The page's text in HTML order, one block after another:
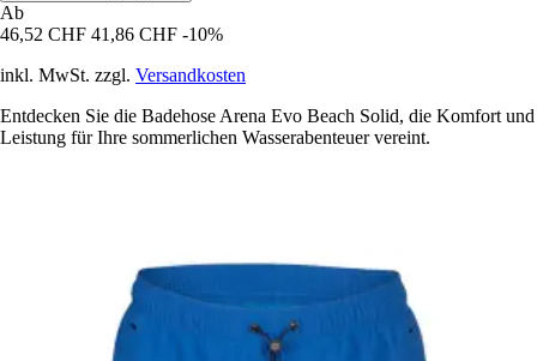
Ab
46,52 CHF 41,86 CHF -10%
inkl. MwSt. zzgl. Versandkosten
Entdecken Sie die Badehose Arena Evo Beach Solid, die Komfort und
Leistung für Ihre sommerlichen Wasserabenteuer vereint.